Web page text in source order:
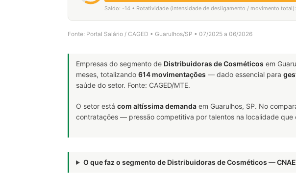
Saldo: -14 • Rotatividade (intensidade de desligamento / movimento total):
Fonte: Portal Salário / CAGED • Guarulhos/SP • 07/2025 a 06/2026
Empresas do segmento de Distribuidoras de Cosméticos em
meses, totalizando 614 movimentações — dado essencial para
saúde do setor. Fonte: CAGED/MTE.
O setor está com altíssima demanda em Guarulhos, SP. No
contratações — pressão competitiva por talentos na localidade
O que faz o segmento de Distribuidoras de Cosméticos —